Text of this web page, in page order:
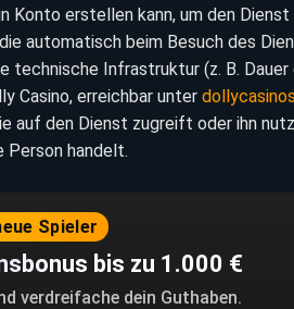
Konto erstellen kann, um den Dienst
automatisch beim Besuch des
technische Infrastruktur (z. B.
Casino, erreichbar unter
auf den Dienst zugreift oder ihn
Person handelt.
Spieler
bis zu 1.000 €
verdreifache dein Guthaben.